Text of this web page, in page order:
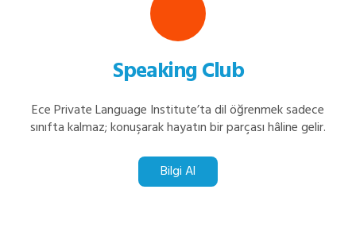
Speaking Club
Ece Private Language Institute’ta dil öğrenmek sadece
sınıfta kalmaz; konuşarak hayatın bir parçası hâline gelir.
Bilgi Al